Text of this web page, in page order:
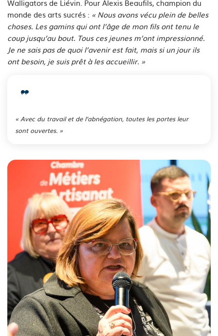
Walligators de Liévin. Pour Alexis Beaufils, champion du
monde des arts sucrés : « Nous avons vécu plein de belles
choses. Les gamins qui ont l’âge de mon fils ont tenu le
coup jusqu’au bout. Tous ces jeunes m’ont impressionné.
Je ne sais pas de quoi l’avenir est fait, mais si un jour ils
ont besoin, je suis prêt à les accueillir. »
« Avec du travail et de l’abnégation, toutes les portes leur
sont ouvertes. »